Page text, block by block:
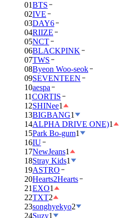
01BTS
02IVE
03DAY6
04RIIZE
05NCT
06BLACKPINK
07TWS
08Byeon Woo-seok
09SEVENTEEN
10aespa
11CORTIS
12SHINee1
13BIGBANG1
14ALPHA DRIVE ONE)1
15Park Bo-gum1
16IU
17NewJeans1
18Stray Kids1
19ASTRO
20Hearts2Hearts
21EXO1
22TXT2
23songhyekyo2
24Suzy1